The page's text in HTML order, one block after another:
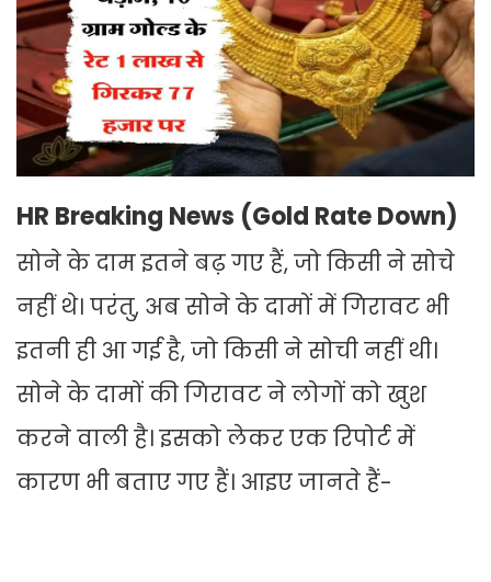
HR Breaking News (Gold Rate Down)
सोने के दाम इतने बढ़ गए हैं, जो किसी ने सोचे
नहीं थे। परंतु, अब सोने के दामों में गिरावट भी
इतनी ही आ गई है, जो किसी ने सोची नहीं थी।
सोने के दामों की गिरावट ने लोगों को खुश
करने वाली है। इसको लेकर एक रिपोर्ट में
कारण भी बताए गए हैं। आइए जानते हैं-